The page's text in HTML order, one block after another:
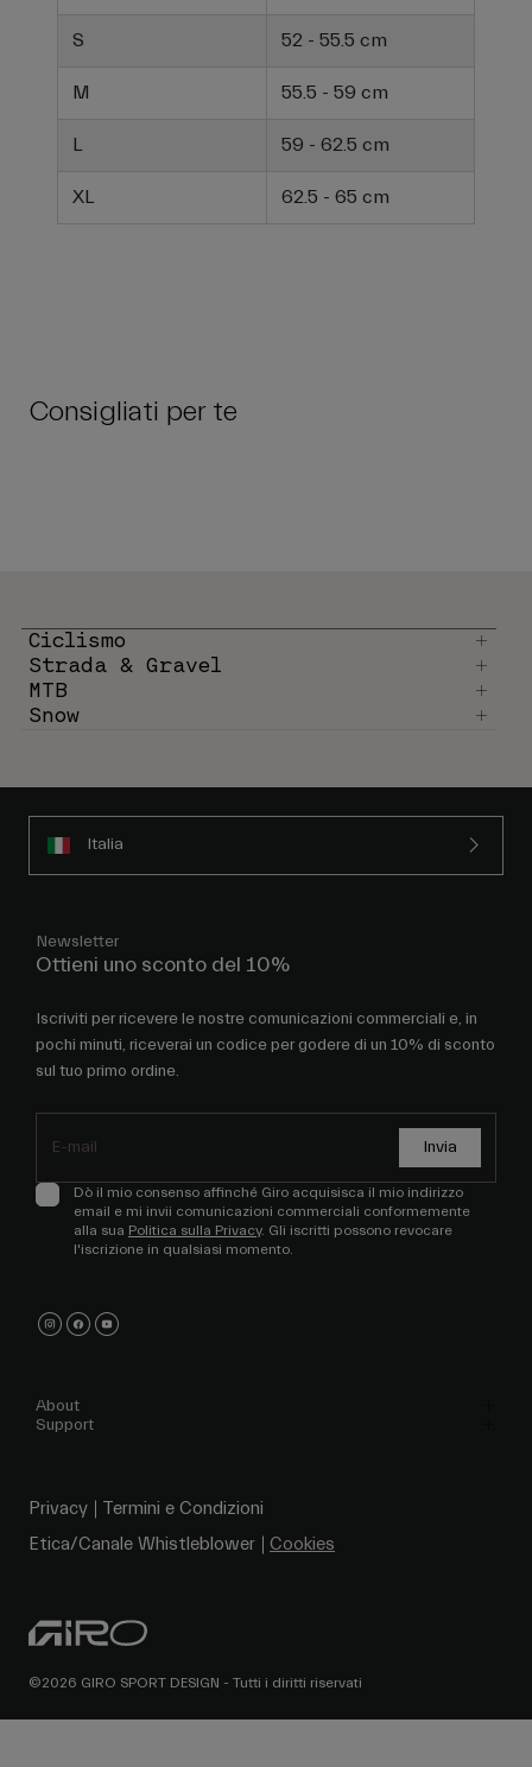
S 52 - 55.5 cm
M 55.5 - 59 cm
L 59 - 62.5 cm
XL 62.5 - 65 cm
Consigliati per te
Ciclismo
Strada & Gravel
MTB
Snow
Italia
Newsletter
Ottieni uno sconto del 10%
Iscriviti per ricevere le nostre comunicazioni commerciali e, in
pochi minuti, riceverai un codice per godere di un 10% di sconto
sul tuo primo ordine.
Invia
Dò il mio consenso affinché Giro acquisisca il mio indirizzo
email e mi invii comunicazioni commerciali conformemente
alla sua Politica sulla Privacy. Gli iscritti possono revocare
l'iscrizione in qualsiasi momento.
About
Support
Privacy
Termini e Condizioni
Etica/Canale Whistleblower
Cookies
©2026 GIRO SPORT DESIGN - Tutti i diritti riservati